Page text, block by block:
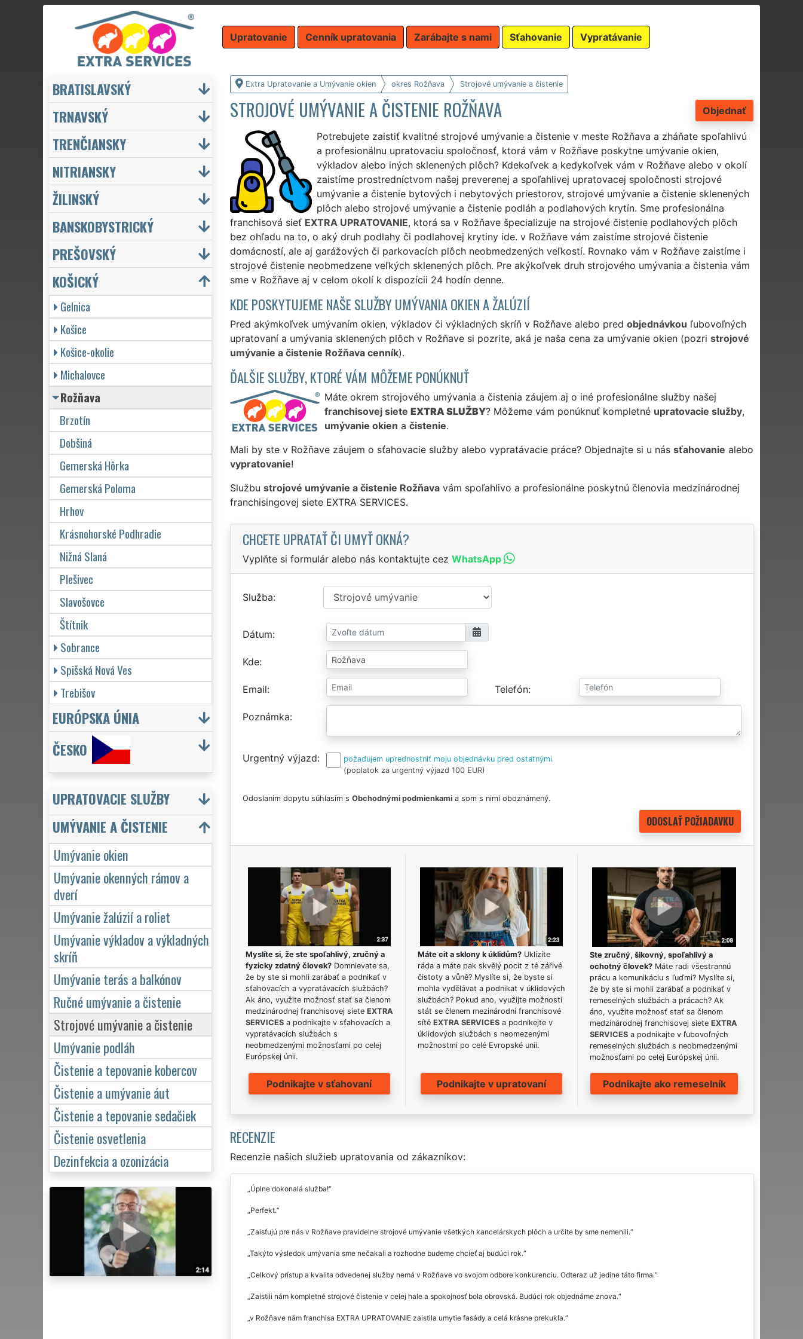
Upratovanie Cenník upratovania Zarábajte s nami Sťahovanie Vypratávanie
Extra Upratovanie a Umývanie okien okres Rožňava Strojové umývanie a čistenie
Objednať
STROJOVÉ UMÝVANIE A ČISTENIE ROŽŇAVA
Potrebujete zaistiť kvalitné strojové umývanie a čistenie v meste Rožňava a zháňate spoľahlivú
a profesionálnu upratovaciu spoločnosť, ktorá vám v Rožňave poskytne umývanie okien,
výkladov alebo iných sklenených plôch? Kdekoľvek a kedykoľvek vám v Rožňave alebo v okolí
zaistíme prostredníctvom našej preverenej a spoľahlivej upratovacej spoločnosti strojové
umývanie a čistenie bytových i nebytových priestorov, strojové umývanie a čistenie sklenených
plôch alebo strojové umývanie a čistenie podláh a podlahových krytín. Sme profesionálna
franchisová sieť EXTRA UPRATOVANIE, ktorá sa v Rožňave špecializuje na strojové čistenie podlahových plôch
bez ohľadu na to, o aký druh podlahy či podlahovej krytiny ide. v Rožňave vám zaistíme strojové čistenie
domácností, ale aj garážových či parkovacích plôch neobmedzených veľkostí. Rovnako vám v Rožňave zaistíme i
strojové čistenie neobmedzene veľkých sklenených plôch. Pre akýkoľvek druh strojového umývania a čistenia vám
sme v Rožňave aj v celom okolí k dispozícii 24 hodín denne.
KDE POSKYTUJEME NAŠE SLUŽBY UMÝVANIA OKIEN A ŽALÚZIÍ
Pred akýmkoľvek umývaním okien, výkladov či výkladných skríň v Rožňave alebo pred objednávkou ľubovoľných
upratovaní a umývania sklenených plôch v Rožňave si pozrite, aká je naša cena za umývanie okien (pozri strojové
umývanie a čistenie Rožňava cenník).
ĎALŠIE SLUŽBY, KTORÉ VÁM MÔŽEME PONÚKNUŤ
Máte okrem strojového umývania a čistenia záujem aj o iné profesionálne služby našej
franchisovej siete EXTRA SLUŽBY? Môžeme vám ponúknuť kompletné upratovacie služby,
umývanie okien a čistenie.
Mali by ste v Rožňave záujem o sťahovacie služby alebo vypratávacie práce? Objednajte si u nás sťahovanie alebo
vypratovanie!
Službu strojové umývanie a čistenie Rožňavavám spoľahlivo a profesionálne poskytnú členovia medzinárodnej
franchisingovej siete EXTRA SERVICES.
CHCETE UPRATAŤ ČI UMYŤ OKNÁ?
Vyplňte si formulár alebo nás kontaktujte cez WhatsApp
Služba
Dátum
Kde
Email Telefón
Poznámka
Urgentný výjazd
požadujem uprednostniť moju objednávku pred ostatnými
(poplatok za urgentný výjazd 100 EUR)
Odoslaním dopytu súhlasím s Obchodnými podmienkamia som s nimi oboznámený.
Myslíte si, že ste spoľahlivý, zručný a
fyzicky zdatný človek?Domnievate sa,
že by ste si mohli zarábať a podnikať v
sťahovacích a vypratávacích službách?
Ak áno, využite možnosť stať sa členom
medzinárodnej franchisovej siete EXTRA
SERVICESa podnikajte v sťahovacích a
vypratávacích službách s
neobmedzenými možnosťami po celej
Európskej únii.
Podnikajte v sťahovaní
Máte cit a sklony k úklidům?Uklízíte
ráda a máte pak skvělý pocit z té zářivé
čistoty a vůně? Myslíte si, že byste si
mohla vydělávat a podnikat v úklidových
službách? Pokud ano, využijte možnosti
stát se členem mezinárodní franchisové
sítě EXTRA SERVICESa podnikejte v
úklidových službách s neomezenými
možnostmi po celé Evropské unii.
Podnikajte v upratovaní
Ste zručný, šikovný, spoľahlivý a
ochotný človek? Máte radi všestrannú
prácu a komunikáciu s ľuďmi? Myslíte si,
že by ste si mohli zarábať a podnikať v
remeselných službách a prácach? Ak
áno, využite možnosť stať sa členom
medzinárodnej franchisovej sieteEXTRA
SERVICES a podnikajte v ľubovoľných
remeselných službách s neobmedzenými
možnosťami po celej Európskej únii.
Podnikajte ako remeselník
RECENZIE
Recenzie našich služieb upratovania od zákazníkov:
Úplne dokonalá služba!
Perfekt.
Zaisťujú pre nás v Rožňave pravidelne strojové umývanie všetkých kancelárskych plôch a určite by sme nemenili.
Takýto výsledok umývania sme nečakali a rozhodne budeme chcieť aj budúci rok.
Celkový prístup a kvalita odvedenej služby nemá v Rožňave vo svojom odbore konkurenciu. Odteraz už jedine táto firma.
Zaistili nám kompletné strojové čistenie v celej hale a spokojnosť bola obrovská. Budúci rok objednáme znova.
v Rožňave nám franchisa EXTRA UPRATOVANIE zaistila umytie fasády a celá krásne prekukla.
BRATISLAVSKÝ
TRNAVSKÝ
TRENČIANSKY
NITRIANSKY
ŽILINSKÝ
BANSKOBYSTRICKÝ
PREŠOVSKÝ
KOŠICKÝ
Gelnica
Košice
Košice-okolie
Michalovce
Rožňava
Brzotín
Dobšiná
Gemerská Hôrka
Gemerská Poloma
Hrhov
Krásnohorské Podhradie
Nižná Slaná
Plešivec
Slavošovce
Štítnik
Sobrance
Spišská Nová Ves
Trebišov
EURÓPSKA ÚNIA
ČESKO
UPRATOVACIE SLUŽBY
UMÝVANIE A ČISTENIE
Umývanie okien
Umývanie okenných rámov a
dverí
Umývanie žalúzií a roliet
Umývanie výkladov a výkladných
skríň
Umývanie terás a balkónov
Ručné umývanie a čistenie
Strojové umývanie a čistenie
Umývanie podláh
Čistenie a tepovanie kobercov
Čistenie a umývanie áut
Čistenie a tepovanie sedačiek
Čistenie osvetlenia
Dezinfekcia a ozonizácia